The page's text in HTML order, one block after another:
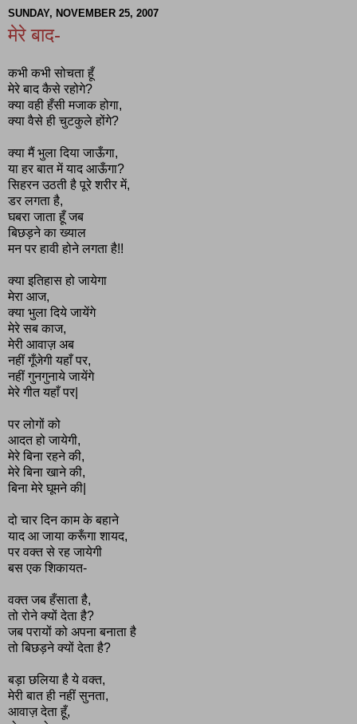
SUNDAY, NOVEMBER 25, 2007
मेरे बाद-
कभी कभी सोचता हूँ
मेरे बाद कैसे रहोगे?
क्या वही हँसी मजाक होगा,
क्या वैसे ही चुटकुले होंगे?
क्या मैं भुला दिया जाऊँगा,
या हर बात में याद आऊँगा?
सिहरन उठती है पूरे शरीर में,
डर लगता है,
घबरा जाता हूँ जब
बिछड़ने का ख्याल
मन पर हावी होने लगता है!!
क्या इतिहास हो जायेगा
मेरा आज,
क्या भुला दिये जायेंगे
मेरे सब काज,
मेरी आवाज़ अब
नहीं गूँजेगी यहाँ पर,
नहीं गुनगुनाये जायेंगे
मेरे गीत यहाँ पर|
पर लोगों को
आदत हो जायेगी,
मेरे बिना रहने की,
मेरे बिना खाने की,
बिना मेरे घूमने की|
दो चार दिन काम के बहाने
याद आ जाया करूँगा शायद,
पर वक्त से रह जायेगी
बस एक शिकायत-
वक्त जब हँसाता है,
तो रोने क्यों देता है?
जब परायों को अपना बनाता है
तो बिछड़ने क्यों देता है?
बड़ा छलिया है ये वक्त,
मेरी बात ही नहीं सुनता,
आवाज़ देता हूँ,